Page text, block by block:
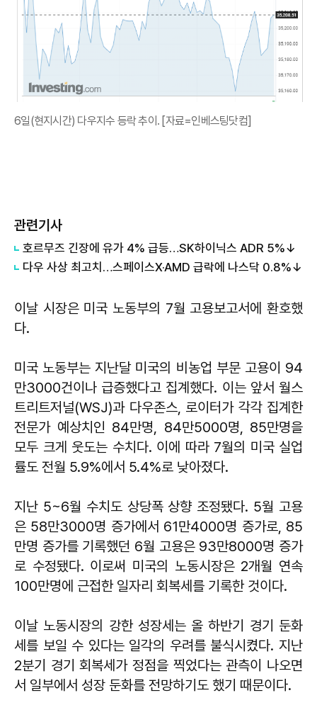
6일(현지시간) 다우지수 등락 추이. [자료=인베스팅닷컴]
관련기사
호르무즈 긴장에 유가 4% 급등…SK하이닉스 ADR 5%↓
다우 사상 최고치…스페이스X·AMD 급락에 나스닥 0.8%↓
이날 시장은 미국 노동부의 7월 고용보고서에 환호했
다.
미국 노동부는 지난달 미국의 비농업 부문 고용이 94
만3000건이나 급증했다고 집계했다. 이는 앞서 월스
트리트저널(WSJ)과 다우존스, 로이터가 각각 집계한
전문가 예상치인 84만명, 84만5000명, 85만명을
모두 크게 웃도는 수치다. 이에 따라 7월의 미국 실업
률도 전월 5.9%에서 5.4%로 낮아졌다.
지난 5~6월 수치도 상당폭 상향 조정됐다. 5월 고용
은 58만3000명 증가에서 61만4000명 증가로, 85
만명 증가를 기록했던 6월 고용은 93만8000명 증가
로 수정됐다. 이로써 미국의 노동시장은 2개월 연속
100만명에 근접한 일자리 회복세를 기록한 것이다.
이날 노동시장의 강한 성장세는 올 하반기 경기 둔화
세를 보일 수 있다는 일각의 우려를 불식시켰다. 지난
2분기 경기 회복세가 정점을 찍었다는 관측이 나오면
서 일부에서 성장 둔화를 전망하기도 했기 때문이다.